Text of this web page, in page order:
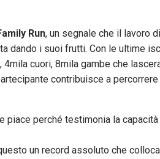
Run, un segnale che il lavoro
dando i suoi frutti. Con le ultime
, 4mila cuori, 8mila gambe che
contribuisce a percorrere
piace perché testimonia la
un record assoluto che